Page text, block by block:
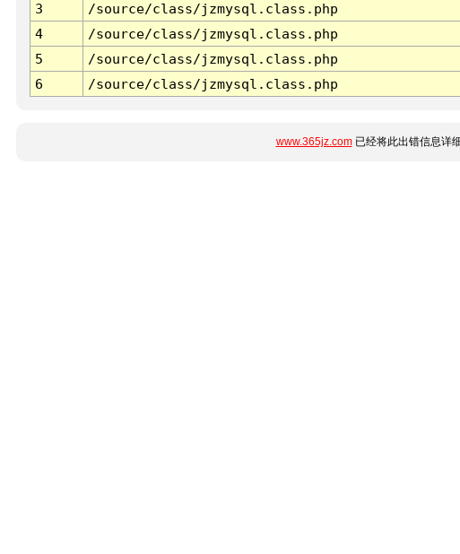
3
/source/class/jzmysql.class.php
4
/source/class/jzmysql.class.php
5
/source/class/jzmysql.class.php
6
/source/class/jzmysql.class.php
www.365jz.com已经将此出错信息详